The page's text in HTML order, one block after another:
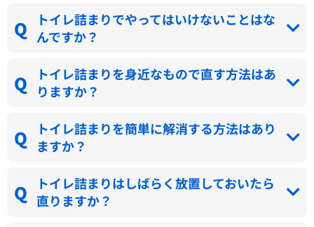
トイレ詰まりでやってはいけないことはな
んですか？
トイレ詰まりを身近なもので直す方法はあ
りますか？
トイレ詰まりを簡単に解消する方法はあり
ますか？
トイレ詰まりはしばらく放置しておいたら
直りますか？